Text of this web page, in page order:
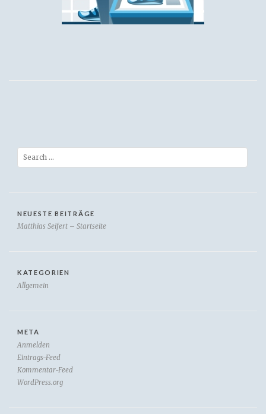
Search
NEUESTE BEITRÄGE
Matthias Seifert – Startseite
KATEGORIEN
Allgemein
META
Anmelden
Eintrags-Feed
Kommentar-Feed
WordPress.org